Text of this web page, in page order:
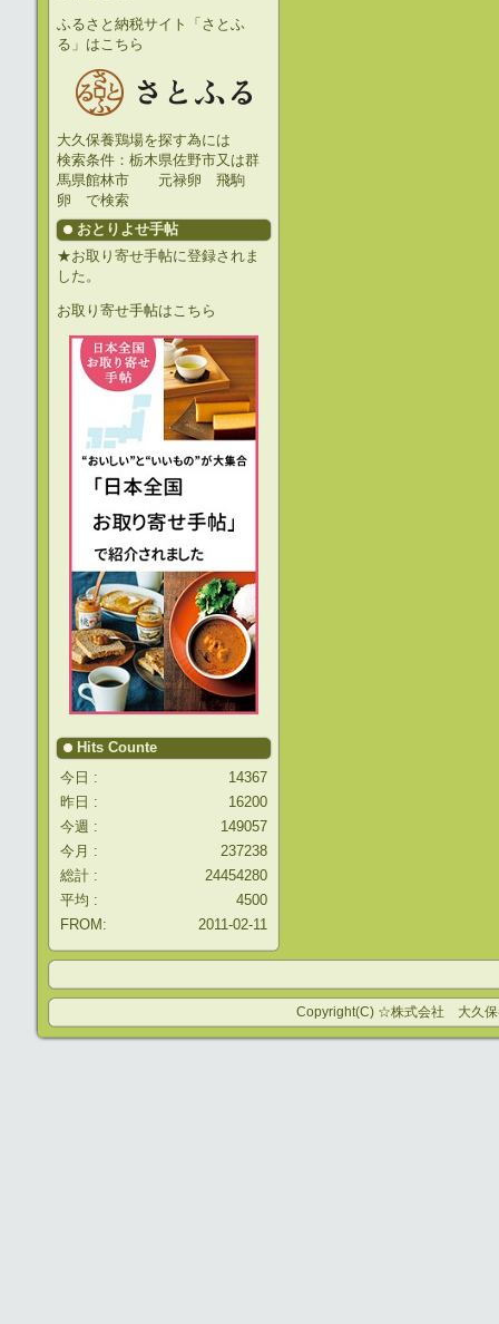
ふるさと納税サイト「さとふ
る」はこちら
大久保養鶏場を探す為には
検索条件：栃木県佐野市又は群
馬県館林市 元禄卵 飛駒
卵 で検索
おとりよせ手帖
★お取り寄せ手帖に登録されま
した。
お取り寄せ手帖はこちら
Hits Counte
今日 :
14367
昨日 :
16200
今週 :
149057
今月 :
237238
総計 :
24454280
平均 :
4500
FROM:
2011-02-11
Copyright(C) ☆株式会社 大久